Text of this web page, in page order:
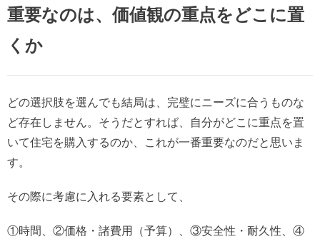
重要なのは、価値観の重点をどこに置
くか
どの選択肢を選んでも結局は、完璧にニーズに合うものな
ど存在しません。そうだとすれば、自分がどこに重点を置
いて住宅を購入するのか、これが一番重要なのだと思いま
す。
その際に考慮に入れる要素として、
①時間、②価格・諸費用（予算）、③安全性・耐久性、④